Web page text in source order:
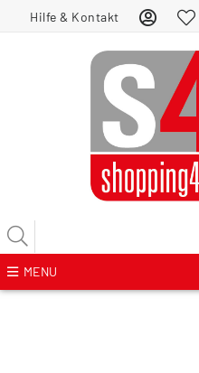
Hilfe & Kontakt
MENU